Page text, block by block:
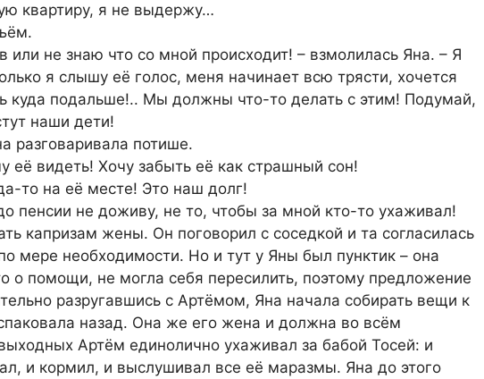
квартиру, я не выдержу…
не знаю что со мной происходит! – взмолилась Яна. – Я
я слышу её голос, меня начинает всю трясти, хочется
куда подальше!.. Мы должны что-то делать с этим! Подумай,
наши дети!
разговаривала потише.
её видеть! Хочу забыть её как страшный сон!
то на её месте! Это наш долг!
пенсии не доживу, не то, чтобы за мной кто-то ухаживал!
капризам жены. Он поговорил с соседкой и та согласилась
мере необходимости. Но и тут у Яны был пунктик – она
о помощи, не могла себя пересилить, поэтому предложение
разругавшись с Артёмом, Яна начала собирать вещи к
назад. Она же его жена и должна во всём
Артём единолично ухаживал за бабой Тосей: и
и кормил, и выслушивал все её маразмы. Яна до этого